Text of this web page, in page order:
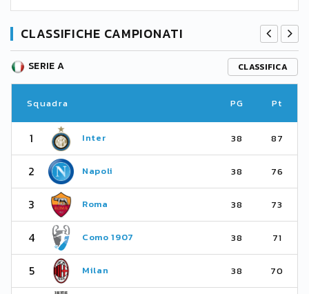
CLASSIFICHE CAMPIONATI
SERIE A CLASSIFICA
Squadra PG Pt
1 Inter 38 87
2 Napoli 38 76
3 Roma 38 73
4 Como 1907 38 71
5 Milan 38 70